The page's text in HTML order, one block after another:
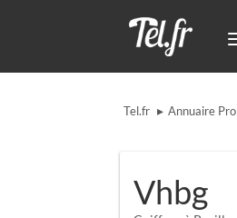
Tel.fr ▸ Annuaire Pro
Vhbg